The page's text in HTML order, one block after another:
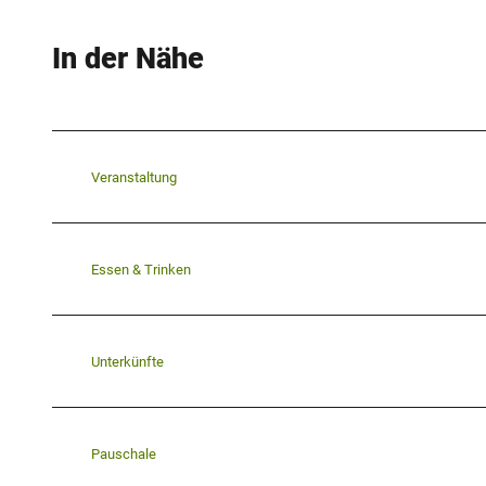
In der Nähe
Veranstaltung
Essen & Trinken
Unterkünfte
Pauschale